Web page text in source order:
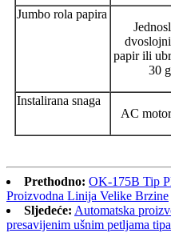
Jumbo rola papira
papir ili
30
Instalirana snaga
AC
Prethodno: OK-175B Tip
Proizvodna Linija Velike Brzine
Sljedeće: Automatska
presavijenim ušnim petljama